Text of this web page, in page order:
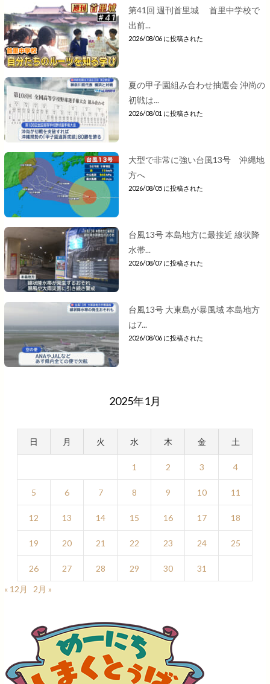
第41回 週刊首里城 首里中学校で
出前...
2026/08/06 に投稿された
夏の甲子園組み合わせ抽選会 沖尚の
初戦は...
2026/08/01 に投稿された
大型で非常に強い台風13号 沖縄地
方へ
2026/08/05 に投稿された
台風13号 本島地方に最接近 線状降
水帯...
2026/08/07 に投稿された
台風13号 大東島が暴風域 本島地方
は7...
2026/08/06 に投稿された
2025年1月
日 月 火 水 木 金 土
1 2 3 4
5 6 7 8 9 10 11
12 13 14 15 16 17 18
19 20 21 22 23 24 25
26 27 28 29 30
31
« 12月
2月 »